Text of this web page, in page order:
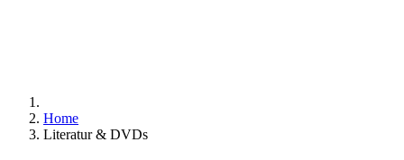
Home
Literatur & DVDs